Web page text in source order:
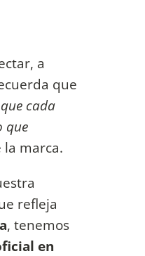
a
que
cada
que
la marca.
refleja
, tenemos
en